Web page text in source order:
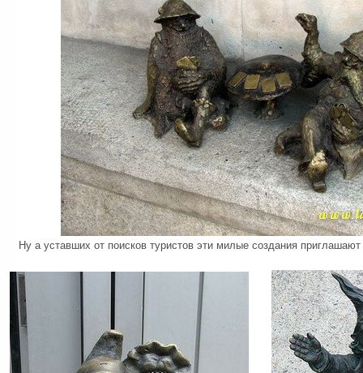
Ну а уставших от поисков туристов эти милые создания